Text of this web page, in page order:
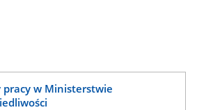
pracy w Ministerstwie